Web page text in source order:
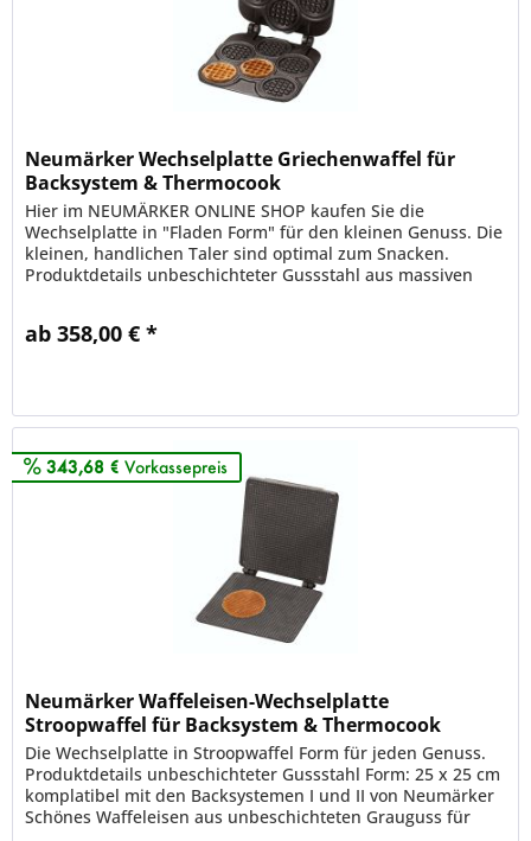
Neumärker Wechselplatte Griechenwaffel für
Backsystem & Thermocook
Hier im NEUMÄRKER ONLINE SHOP kaufen Sie die
Wechselplatte in "Fladen Form" für den kleinen Genuss. Die
kleinen, handlichen Taler sind optimal zum Snacken.
Produktdetails unbeschichteter Gussstahl aus massiven
ab 358,00 € *
343,68 € Vorkassepreis
Neumärker Waffeleisen-Wechselplatte
Stroopwaffel für Backsystem & Thermocook
Die Wechselplatte in Stroopwaffel Form für jeden Genuss.
Produktdetails unbeschichteter Gussstahl Form: 25 x 25 cm
komplatibel mit den Backsystemen I und II von Neumärker
Schönes Waffeleisen aus unbeschichteten Grauguss für